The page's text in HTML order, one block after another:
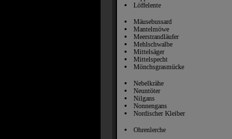
Löffelente
Mäusebussard
Mantelmöwe
Meerstrandläufer
Mehlschwalbe
Mittelsäger
Mittelspecht
Mönchsgrasmücke
Nebelkrähe
Neuntöter
Nilgans
Nonnengans
Nordischer Kleiber
Ohrenlerche